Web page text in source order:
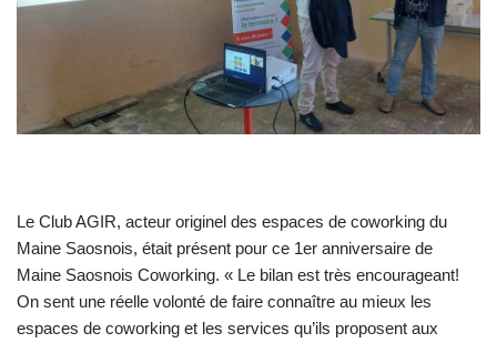
Le Club AGIR, acteur originel des espaces de coworking du
Maine Saosnois, était présent pour ce 1er anniversaire de
Maine Saosnois Coworking. « Le bilan est très encourageant!
On sent une réelle volonté de faire connaître au mieux les
espaces de coworking et les services qu’ils proposent aux